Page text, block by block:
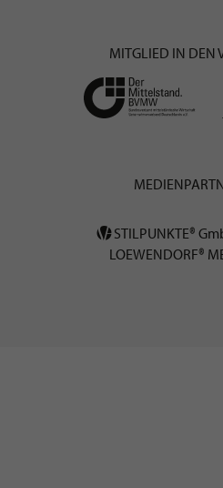
MITGLIED IN DEN
STILPUNKTE®
LOEWENDORF®